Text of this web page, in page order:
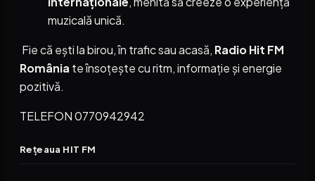
muzicală unică.
Fie că ești la birou, în trafic sau acasă, Radio Hit FM
România te însoțește cu ritm, informație și energie
pozitivă.
TELEFON 0770942942
Rețeaua HIT FM